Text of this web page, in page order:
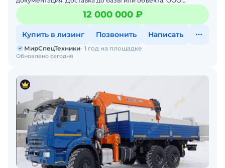
"МирСпецТехники" является мультибрендовым
официальным дилер 12 000 000 ₽
Купить в лизинг Позвонить Написать
Обновлено сегодня
МирСпецТехники 1 год на площадке